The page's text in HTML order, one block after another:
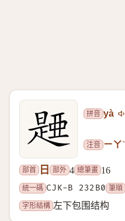
拼音 yà
注音 ㄧㄚˋ
部首 日 部外 4 總筆畫 16
統一碼 CJK-B 232B0 筆順
字形結構 左下包围结构